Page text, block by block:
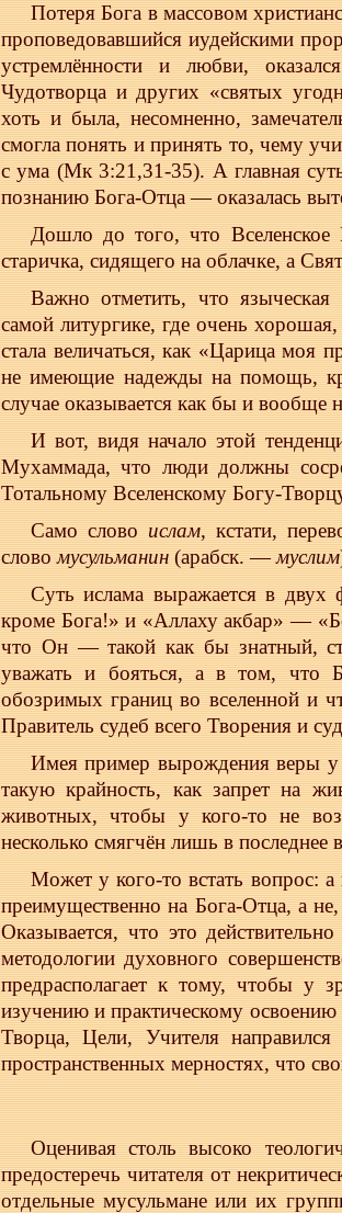
Потеря Бога в массовом
проповедовавшийся иудейскими
устремлённости и любви,
Чудотворца и других «святых
хоть и была, несомненно,
смогла понять и принять то, чему
с ума (Мк 3:21,31-35). А главная
познанию Бога-Отца — оказалась
Дошло до того, что Вселенское
старичка, сидящего на облачке, а
Важно отметить, что
самой литургике, где очень
стала величаться, как «Царица
не имеющие надежды на помощь,
случае оказывается как бы и вообще
И вот, видя начало этой
Мухаммада, что люди должны
Тотальному Вселенскому Богу-
Само словоислам, кстати,
словомусульманин(арабск. —муслим
Суть ислама выражается в
кроме Бога!» и «Аллаху акбар» —
что Он — такой как бы знатный,
уважать и бояться, а в том, что
обозримых границ во вселенной и
Правитель судеб всего Творения и
Имея пример вырождения веры у
такую крайность, как запрет на
животных, чтобы у кого-то не
несколько смягчён лишь в последнее
Может у кого-то встать вопрос:
преимущественно на Бога-Отца, а
Оказывается, что это
методологии духовного
предрасполагает к тому, чтобы у
изучению и практическому
Творца, Цели, Учителя
пространственных мерностях, что
Оценивая столь высоко
предостеречь читателя от
отдельные мусульмане или их